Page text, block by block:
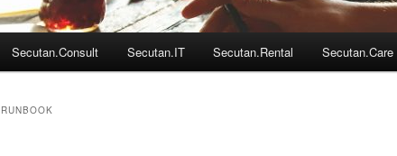
Secutan.Consult Secutan.IT Secutan.Rental Secutan.Care
RUNBOOK